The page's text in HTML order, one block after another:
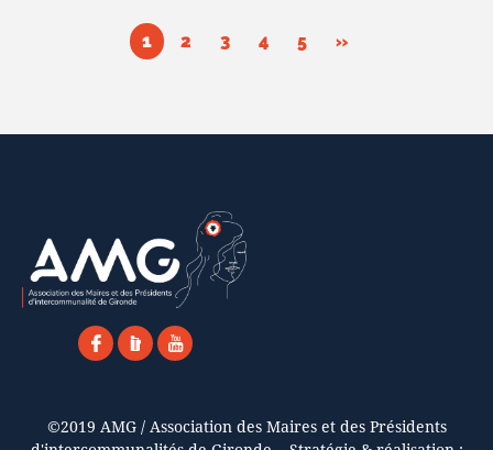
1 2 3 4 5 »
©2019 AMG / Association des Maires et des Présidents